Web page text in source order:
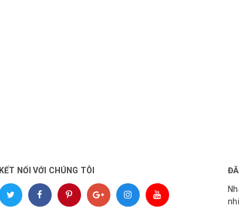
KẾT NỐI VỚI CHÚNG TÔI